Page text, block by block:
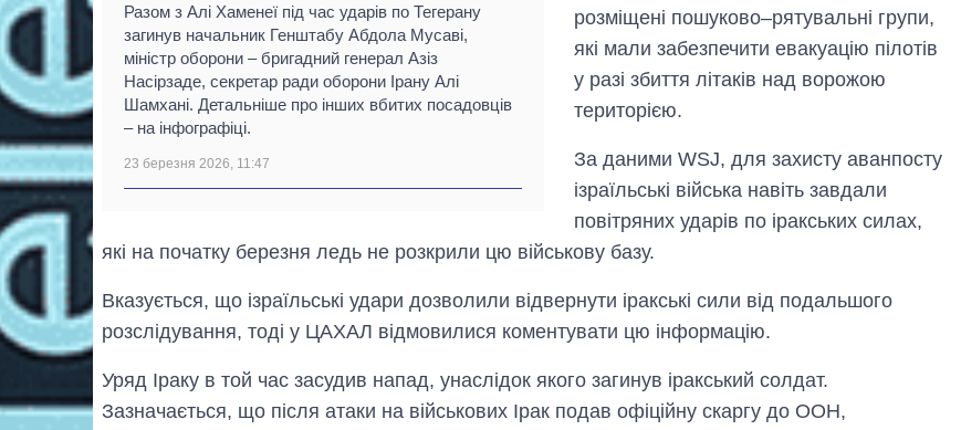
Разом з Алі Хаменеї під час ударів по Тегерану
загинув начальник Генштабу Абдола Мусаві,
міністр оборони – бригадний генерал Азіз
Насірзаде, секретар ради оборони Ірану Алі
Шамхані. Детальніше про інших вбитих посадовців
– на інфографіці.
23 березня 2026, 11:47
розміщені пошуково–рятувальні групи,
які мали забезпечити евакуацію пілотів
у разі збиття літаків над ворожою
територією.
За даними WSJ, для захисту аванпосту
ізраїльські війська навіть завдали
повітряних ударів по іракських силах,
які на початку березня ледь не розкрили цю військову базу.
Вказується, що ізраїльські удари дозволили відвернути іракські сили від подальшого
розслідування, тоді у ЦАХАЛ відмовилися коментувати цю інформацію.
Уряд Іраку в той час засудив напад, унаслідок якого загинув іракський солдат.
Зазначається, що після атаки на військових Ірак подав офіційну скаргу до ООН,
Як зросли тарифи
на холодну воду у
містах України на
початок серпня